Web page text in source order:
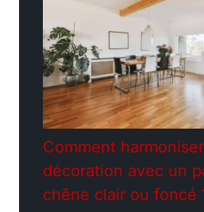
Comment
décoration avec un
chêne clair ou foncé